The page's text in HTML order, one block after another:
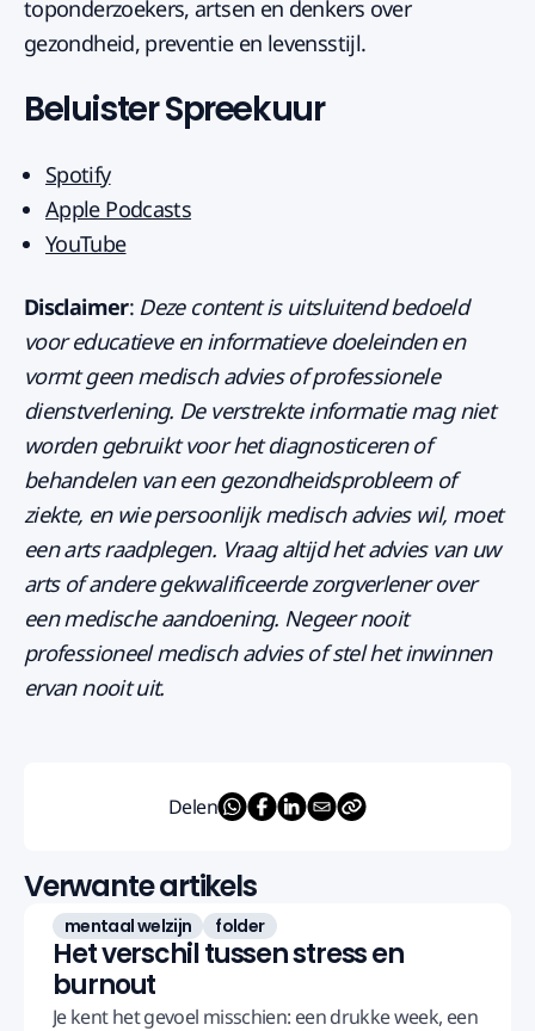
toponderzoekers, artsen en denkers over
gezondheid, preventie en levensstijl.
Beluister Spreekuur
Spotify
Apple Podcasts
YouTube
Disclaimer: Deze content is uitsluitend bedoeld
voor educatieve en informatieve doeleinden en
vormt geen medisch advies of professionele
dienstverlening. De verstrekte informatie mag niet
worden gebruikt voor het diagnosticeren of
behandelen van een gezondheidsprobleem of
ziekte, en wie persoonlijk medisch advies wil, moet
een arts raadplegen. Vraag altijd het advies van uw
arts of andere gekwalificeerde zorgverlener over
een medische aandoening. Negeer nooit
professioneel medisch advies of stel het inwinnen
ervan nooit uit.
Delen
Verwante artikels
mentaal welzijn folder
Het verschil tussen stress en
burnout
Je kent het gevoel misschien: een drukke week, een